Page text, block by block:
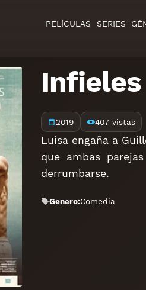
PELÍCULAS SERIES
Infieles
2019 407 vistas
Luisa engaña a
que ambas
derrumbarse.
Genero:Comedia